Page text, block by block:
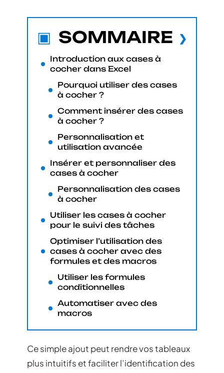
SOMMAIRE
Introduction aux cases à
cocher dans Excel
Pourquoi utiliser des cases
à cocher ?
Comment insérer des cases
à cocher ?
Personnalisation et
utilisation avancée
Insérer et personnaliser des
cases à cocher
Personnalisation des cases
à cocher
Utiliser les cases à cocher
pour le suivi des tâches
Optimiser l’utilisation des
cases à cocher avec des
formules et des macros
Utiliser les formules
conditionnelles
Automatiser avec des
macros
Ce simple ajout peut rendre vos tableaux
plus intuitifs et faciliter l’identification des